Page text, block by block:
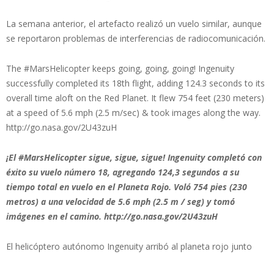
La semana anterior, el artefacto realizó un vuelo similar, aunque
se reportaron problemas de interferencias de radiocomunicación.
The #MarsHelicopter keeps going, going, going! Ingenuity
successfully completed its 18th flight, adding 124.3 seconds to its
overall time aloft on the Red Planet. It flew 754 feet (230 meters)
at a speed of 5.6 mph (2.5 m/sec) & took images along the way.
http://go.nasa.gov/2U43zuH
¡El #MarsHelicopter sigue, sigue, sigue! Ingenuity completó con
éxito su vuelo número 18, agregando 124,3 segundos a su
tiempo total en vuelo en el Planeta Rojo. Voló 754 pies (230
metros) a una velocidad de 5.6 mph (2.5 m / seg) y tomó
imágenes en el camino. http://go.nasa.gov/2U43zuH
El helicóptero autónomo Ingenuity arribó al planeta rojo junto